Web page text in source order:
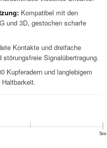
Kompatibel mit den
und 3D, gestochen scharfe
Kontakte und dreifache
Signalübertragung.
Kupferadern und langlebigem
5m